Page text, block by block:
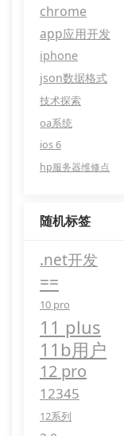
chrome
app应用开发
iphone
json数据格式
技术探索
oa系统
ios 6
hp服务器维修点
随机标签
.net开发
==
10 pro
11 plus
11b用户
12 pro
12345
12系列